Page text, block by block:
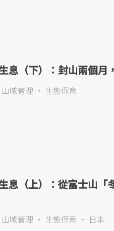
息（下）：封山兩個月
山域管理 生態保育
息（上）：從富士山「
山域管理 生態保育 日本